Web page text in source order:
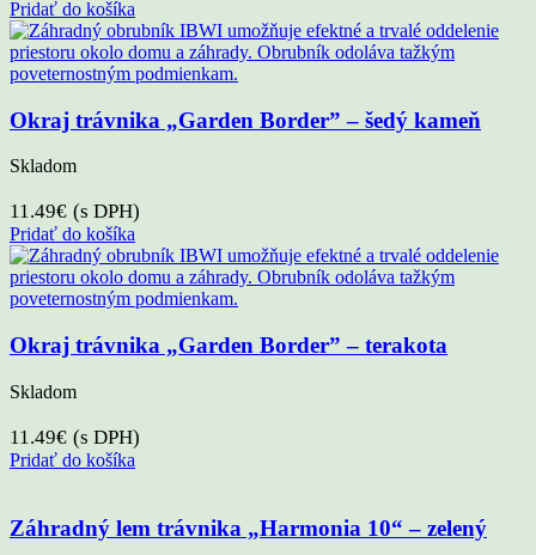
Pridať do košíka
Okraj trávnika „Garden Border” – šedý kameň
Skladom
11.49€ (s DPH)
Pridať do košíka
Okraj trávnika „Garden Border” – terakota
Skladom
11.49€ (s DPH)
Pridať do košíka
Záhradný lem trávnika „Harmonia 10“ – zelený